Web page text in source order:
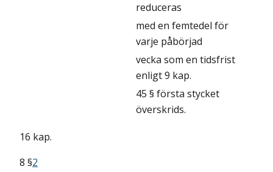
reduceras
med en femtedel för
varje påbörjad
vecka som en tidsfrist
enligt 9 kap.
45 § första stycket
överskrids.
16 kap.
8 §2